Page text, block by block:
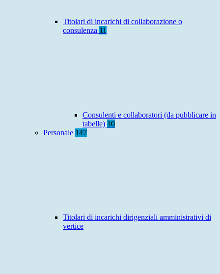
Titolari di incarichi di collaborazione o
consulenza 11
Consulenti e collaboratori (da pubblicare in
tabelle) 10
Personale 147
Titolari di incarichi dirigenziali amministrativi di
vertice